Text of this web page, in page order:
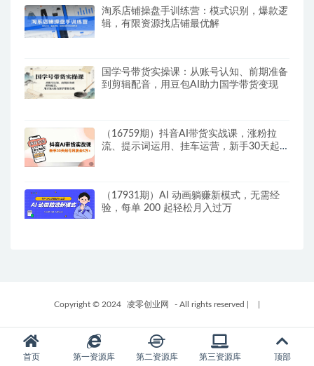
淘系店铺操盘手训练营：模式识别，爆款逻
辑，有限资源找店铺最优解
国学号带货实操课：从账号认知、前期准备
到剪辑配音，用豆包AI助力国学带货变现
（16759期）抖音AI带货实战课，涨粉拉
流、提示词运用、挂车运营，新手30天起号
（17931期）AI 动画躺赚新模式，无需经
验，每单 200 起轻松月入过万
Copyright © 2024 凌零创业网 - All rights reserved
首页 第一资源库 第二资源库 第三资源库 顶部